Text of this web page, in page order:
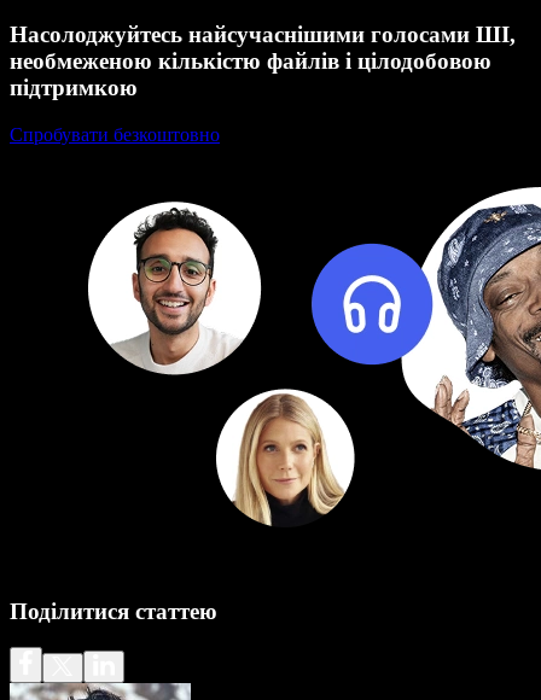
Насолоджуйтесь найсучаснішими голосами ШІ,
необмеженою кількістю файлів і цілодобовою
підтримкою
Спробувати безкоштовно
Поділитися статтею